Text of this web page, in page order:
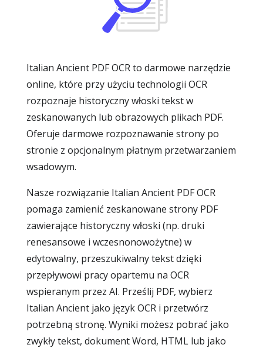
Italian Ancient PDF OCR to darmowe narzędzie
online, które przy użyciu technologii OCR
rozpoznaje historyczny włoski tekst w
zeskanowanych lub obrazowych plikach PDF.
Oferuje darmowe rozpoznawanie strony po
stronie z opcjonalnym płatnym przetwarzaniem
wsadowym.
Nasze rozwiązanie Italian Ancient PDF OCR
pomaga zamienić zeskanowane strony PDF
zawierające historyczny włoski (np. druki
renesansowe i wczesnonowożytne) w
edytowalny, przeszukiwalny tekst dzięki
przepływowi pracy opartemu na OCR
wspieranym przez AI. Prześlij PDF, wybierz
Italian Ancient jako język OCR i przetwórz
potrzebną stronę. Wyniki możesz pobrać jako
zwykły tekst, dokument Word, HTML lub jako